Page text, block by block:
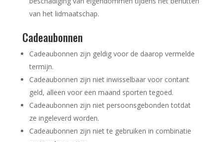
van het lidmaatschap.
Cadeaubonnen
Cadeaubonnen zijn geldig voor de daarop vermelde
termijn.
Cadeaubonnen zijn niet inwisselbaar voor contant
geld, alleen voor een maand sporten tegoed.
Cadeaubonnen zijn niet persoonsgebonden totdat
ze ingeleverd worden.
Cadeaubonnen zijn niet te gebruiken in combinatie